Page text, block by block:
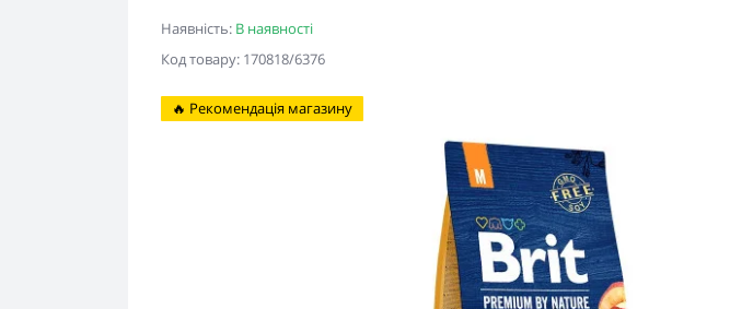
Наявність: В наявності
Код товару: 170818/6376
🔥 Рекомендація магазину